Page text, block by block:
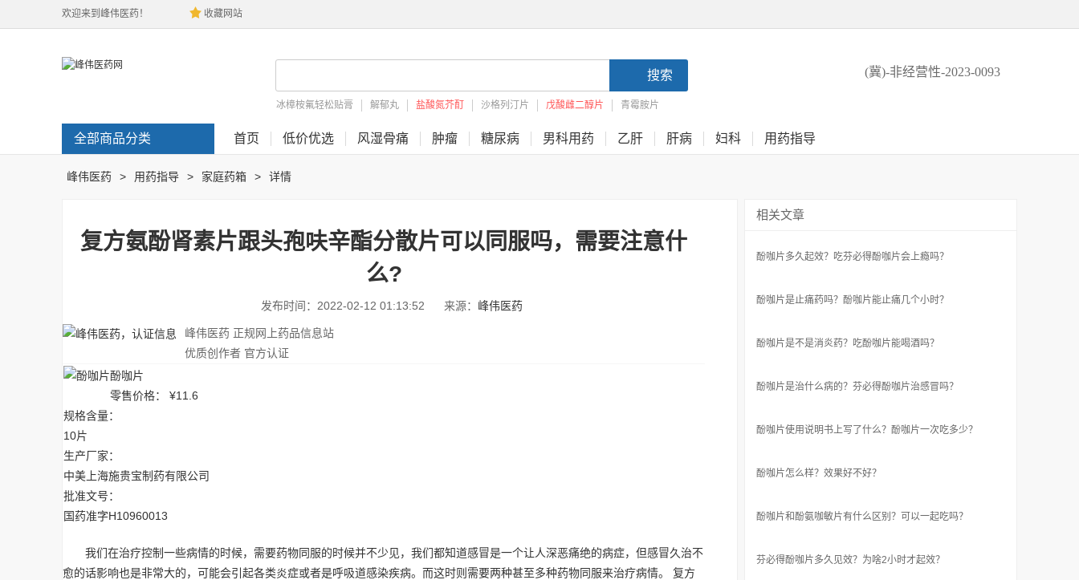
欢迎来到峰伟医药！ 收藏网站
搜索
冰樟桉氟轻松贴膏 解郁丸 盐酸氮芥酊 沙格列汀片 戊酸雌二醇片 青霉胺片
(冀)-非经营性-2023-0093
全部商品分类 首页 低价优选 风湿骨痛 肿瘤 糖尿病 男科用药 乙肝 肝病 妇科 用药指导
峰伟医药 > 用药指导 > 家庭药箱 > 详情
复方氨酚肾素片跟头孢呋辛酯分散片可以同服吗，需要注意什
么?
发布时间：2022-02-12 01:13:52 来源： 峰伟医药
峰伟医药 正规网上药品信息站
优质创作者 官方认证
酚咖片
零售价格：
¥11.6
规格含量：
10片
生产厂家：
中美上海施贵宝制药有限公司
批准文号：
国药准字H10960013
我们在治疗控制一些病情的时候，需要药物同服的时候并不少见，我们都知道感冒是一个让人深恶痛绝的病症，但感冒久治不
愈的话影响也是非常大的，可能会引起各类炎症或者是呼吸道感染疾病。而这时则需要两种甚至多种药物同服来治疗病情。 复方
相关文章
酚咖片多久起效？吃芬必得酚咖片会上瘾吗？
酚咖片是止痛药吗？酚咖片能止痛几个小时？
酚咖片是不是消炎药？吃酚咖片能喝酒吗？
酚咖片是治什么病的？芬必得酚咖片治感冒吗？
酚咖片使用说明书上写了什么？酚咖片一次吃多少？
酚咖片怎么样？效果好不好？
酚咖片和酚氨咖敏片有什么区别？可以一起吃吗？
芬必得酚咖片多久见效？为啥2小时才起效？